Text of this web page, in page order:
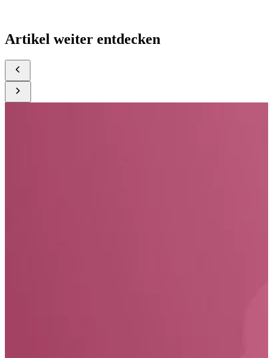
Artikel weiter entdecken